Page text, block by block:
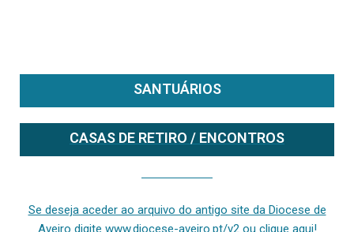
SANTUÁRIOS
CASAS DE RETIRO / ENCONTROS
Se deseja aceder ao arquivo do antigo site da Diocese de
Aveiro digite www.diocese-aveiro.pt/v2 ou clique aqui!